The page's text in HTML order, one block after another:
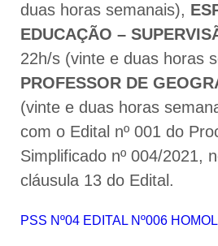
duas horas semanais),
EDUCAÇÃO –
22h/s (vinte e duas horas
PROFESSOR DE
(vinte e duas horas
com o Edital nº 001 do
Simplificado nº 004/2021,
cláusula 13 do Edital.
PSS Nº04 EDITAL Nº006